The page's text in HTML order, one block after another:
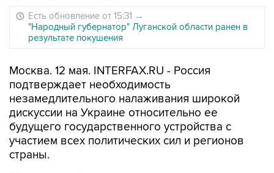
Есть обновление от 15:31 →
"Народный губернатор" Луганской области ранен в
результате покушения
Москва. 12 мая. INTERFAX.RU - Россия
подтверждает необходимость
незамедлительного налаживания широкой
дискуссии на Украине относительно ее
будущего государственного устройства с
участием всех политических сил и регионов
страны.